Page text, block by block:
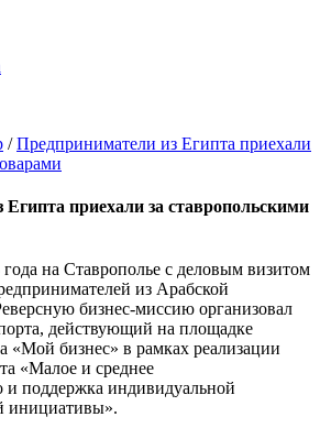
/Предприниматели из Египта приехали
приехали за ставропольскими
на Ставрополье с деловым визитом
из Арабской
бизнес-миссию организовал
действующий на площадке
«Мой бизнес» в рамках реализации
«Малое и среднее
и поддержка индивидуальной
инициативы».